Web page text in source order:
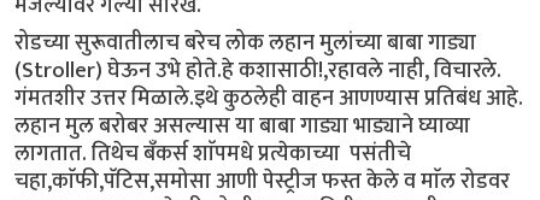
रोडच्या सुरूवातीलाच बरेच लोक लहान मुलांच्या बाबा गाड्या
(Stroller) घेऊन उभे होते.हे कशासाठी!,रहावले नाही, विचारले.
गंमतशीर उत्तर मिळाले.इथे कुठलेही वाहन आणण्यास प्रतिबंध आहे.
लहान मुल बरोबर असल्यास या बाबा गाड्या भाड्याने घ्याव्या
लागतात. तिथेच बँकर्स शाॅपमधे प्रत्येकाच्या पसंतीचे
चहा,काॅफी,पॅटिस,समोसा आणी पेस्ट्रीज फस्त केले व माॅल रोडवर